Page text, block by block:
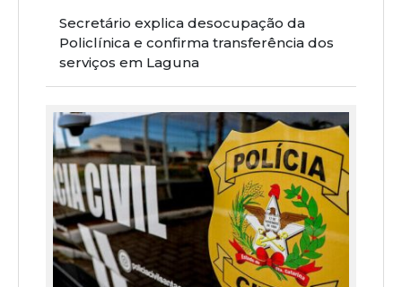
Secretário explica desocupação da
Policlínica e confirma transferência dos
serviços em Laguna